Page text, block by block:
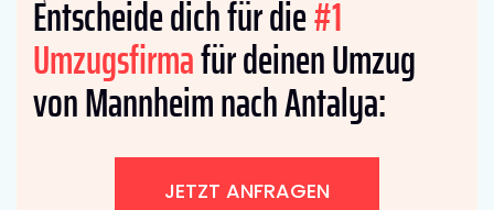
Entscheide dich für die#1
Umzugsfirmafür deinen Umzug
von Mannheim nach Antalya:
JETZT ANFRAGEN